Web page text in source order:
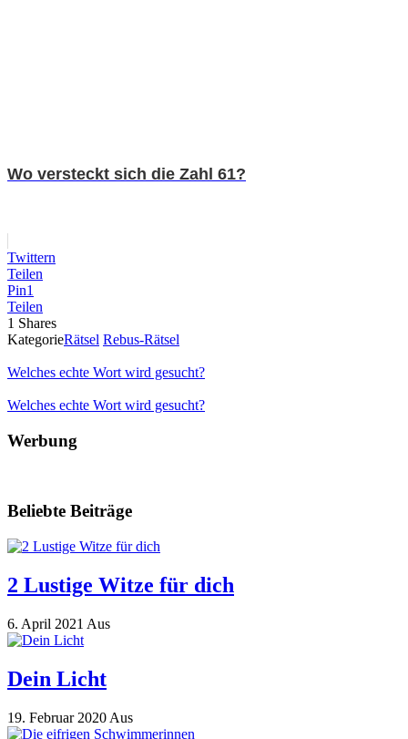
Wo versteckt sich die Zahl 61?
Twittern
Teilen
Pin1
Teilen
1 Shares
KategorieRätsel Rebus-Rätsel
Welches echte Wort wird gesucht?
Welches echte Wort wird gesucht?
Werbung
Beliebte Beiträge
2 Lustige Witze für dich
6. April 2021 Aus
Dein Licht
19. Februar 2020 Aus